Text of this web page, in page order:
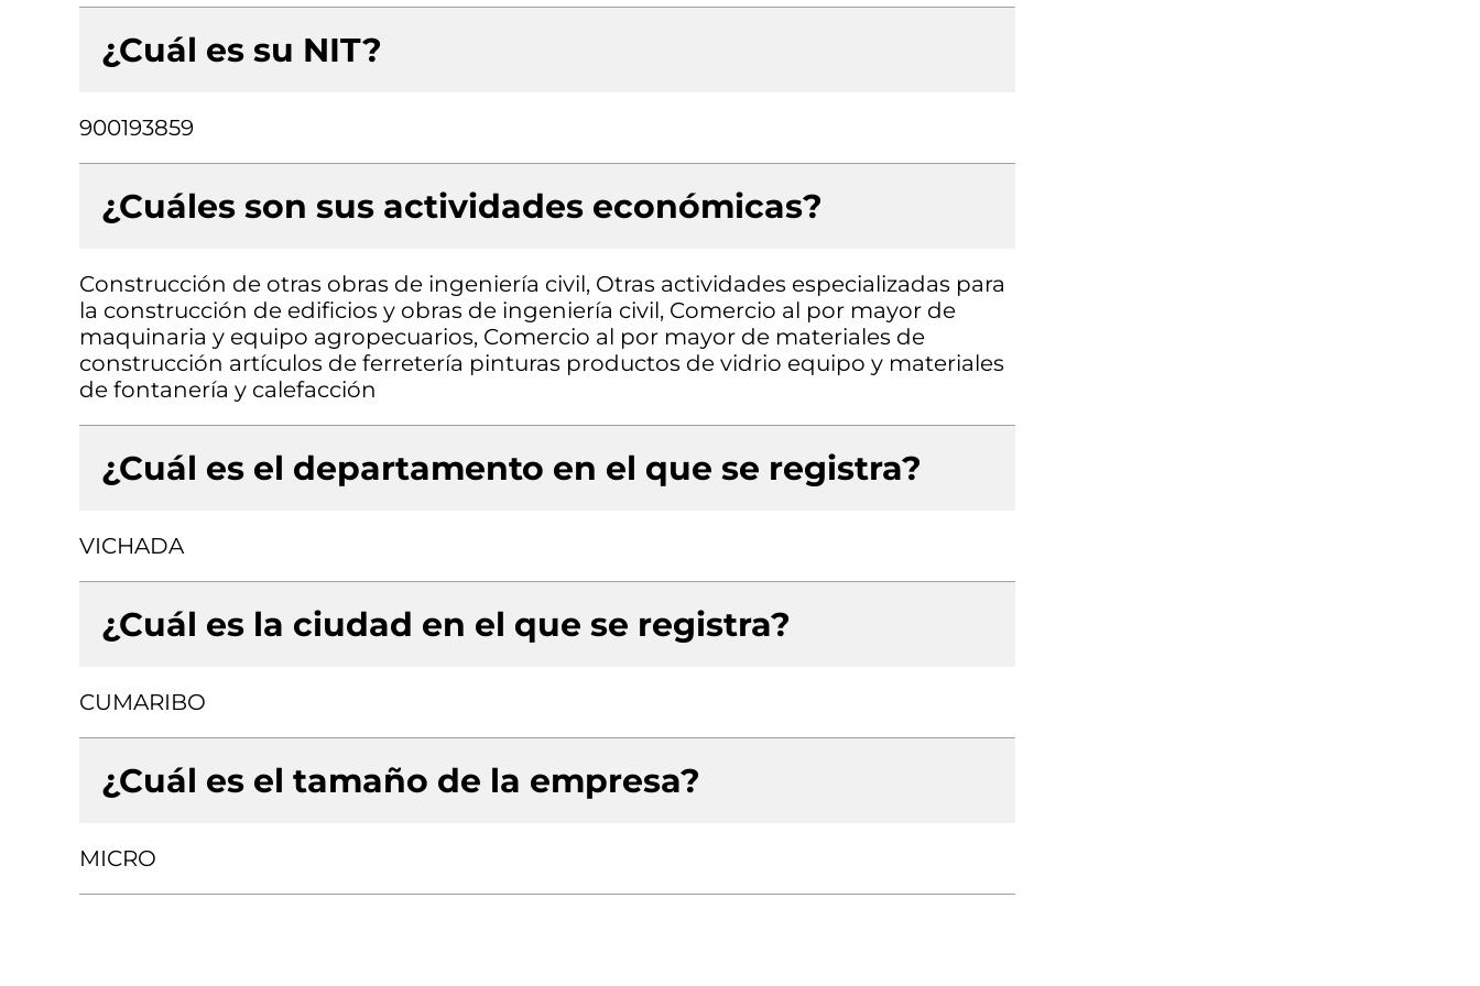
¿Cuál es su NIT?
900193859
¿Cuáles son sus actividades económicas?
Construcción de otras obras de ingeniería civil, Otras actividades especializadas para
la construcción de edificios y obras de ingeniería civil, Comercio al por mayor de
maquinaria y equipo agropecuarios, Comercio al por mayor de materiales de
construcción artículos de ferretería pinturas productos de vidrio equipo y materiales
de fontanería y calefacción
¿Cuál es el departamento en el que se registra?
VICHADA
¿Cuál es la ciudad en el que se registra?
CUMARIBO
¿Cuál es el tamaño de la empresa?
MICRO